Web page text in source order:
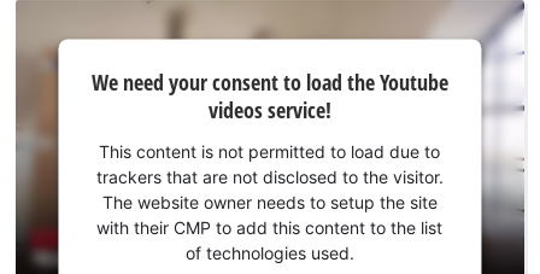
consent
Youtube
service!
We need your consent to load the Youtube
videos service!
This content is not permitted to load due to
trackers that are not disclosed to the visitor.
The website owner needs to setup the site
with their CMP to add this content to the list
of technologies used.